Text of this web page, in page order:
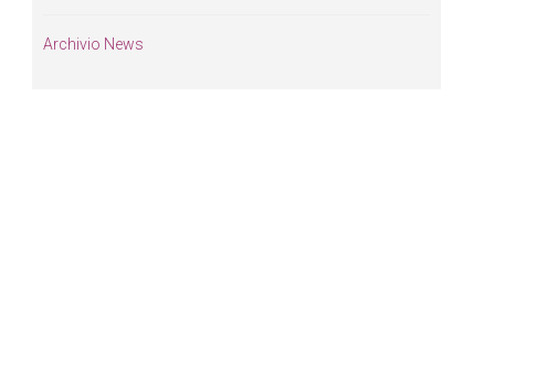
Archivio News